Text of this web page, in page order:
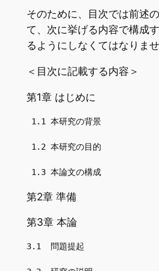
そのために、目次では前述
て、次に挙げる内容で構成
るようにしなくてはなりませ
＜目次に記載する内容＞
第1章 はじめに
1.3 本論文の
第2章 準備
第3章 本論
3.1  問題提